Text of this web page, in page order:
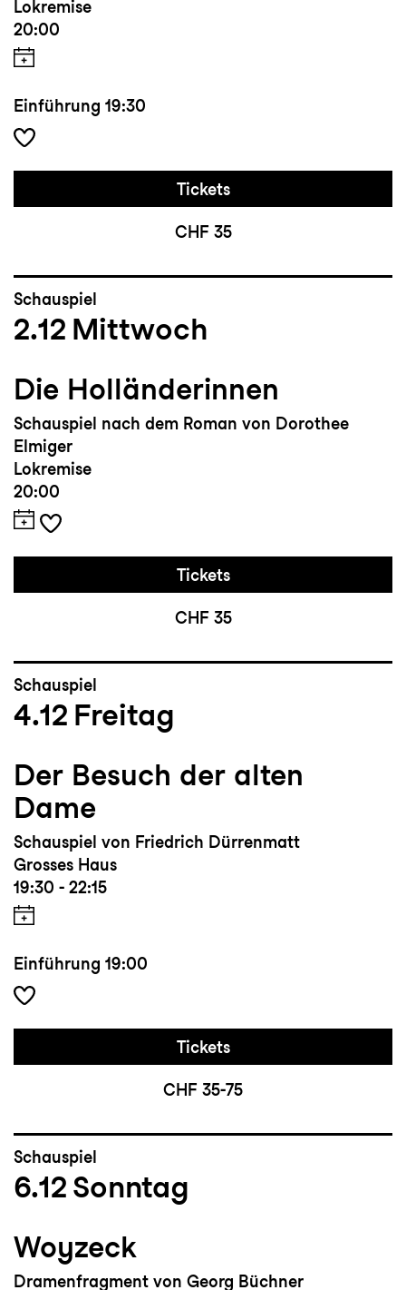
Lokremise
20:00
Einführung 19:30
Tickets
CHF 35
Schauspiel
2.12 Mittwoch
Die Holländerinnen
Schauspiel nach dem Roman von Dorothee
Elmiger
Lokremise
20:00
Tickets
CHF 35
Schauspiel
4.12 Freitag
Der Besuch der alten
Dame
Schauspiel von Friedrich Dürrenmatt
Grosses Haus
19:30 - 22:15
Einführung 19:00
Tickets
CHF 35-75
Schauspiel
6.12 Sonntag
Woyzeck
Dramenfragment von Georg Büchner